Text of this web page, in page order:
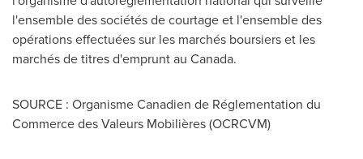
l'ensemble des sociétés de courtage et l'ensemble des
opérations effectuées sur les marchés boursiers et les
marchés de titres d'emprunt au Canada.
SOURCE : Organisme Canadien de Réglementation du
Commerce des Valeurs Mobilières (OCRCVM)